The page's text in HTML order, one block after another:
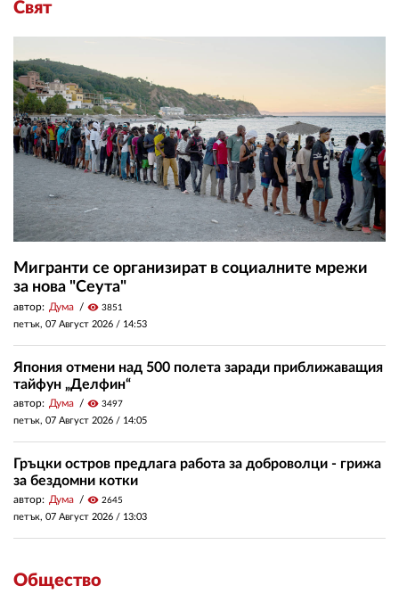
Свят
Мигранти се организират в социалните мрежи
за нова "Сеута"
автор: Дума visibility 3851
петък, 07 Август 2026 / 14:53
Япония отмени над 500 полета заради приближаващия
тайфун „Делфин“
автор: Дума visibility 3497
петък, 07 Август 2026 / 14:05
Гръцки остров предлага работа за доброволци - грижа
за бездомни котки
автор: Дума visibility 2645
петък, 07 Август 2026 / 13:03
Общество